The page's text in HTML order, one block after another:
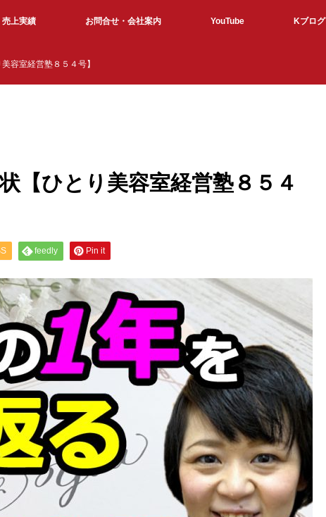
売上実績 お問合せ・会社案内 YouTube Kブログ
容室経営塾８５４号】
【ひとり美容室経営塾８５４
feedly Pin it